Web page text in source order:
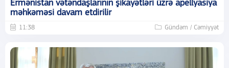
Ermənistan vətəndaşlarının şikayətləri üzrə apellyasiya
məhkəməsi davam etdirilir
11:38 Gündəm / Cəmiyyət